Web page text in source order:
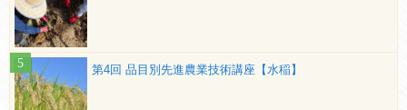
第4回 品目別先進農業技術講座【水稲】